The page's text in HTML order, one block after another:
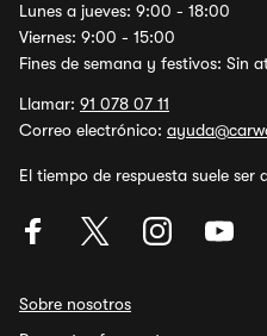
Lunes a jueves: 9:00 - 18:00
Viernes: 9:00 - 15:00
Fines de semana y festivos: Sin
Llamar: 91 078 07 11
Correo electrónico:
El tiempo de respuesta suele ser
Sobre nosotros